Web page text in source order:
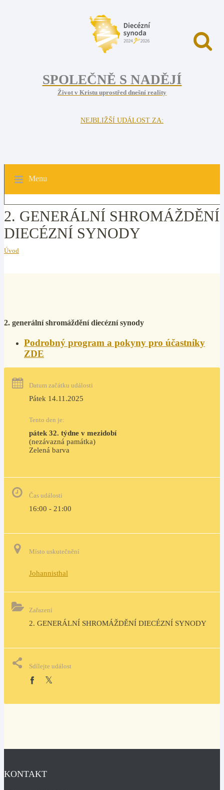
SPOLEČNĚ S NADĚJÍ
Život v Kristu uprostřed dnešní reality
NEJBLIŽŠÍ UDÁLOST ZA:
Menu
2. GENERÁLNÍ SHROMÁŽDĚNÍ
DIECÉZNÍ SYNODY
Úvod
2. generální shromáždění diecézní synody
Podrobný program a pokyny pro účastníky
ZDE
Datum začátku události
Pátek 14.11.2025
Tento den je:
pátek 32. týdne v mezidobí
(nezávazná památka)
Zelená barva
Čas události
16:00 - 21:00
Místo uskutečnění
Johannisthal
Zařazení
2. GENERÁLNÍ SHROMÁŽDĚNÍ DIECÉZNÍ SYNODY
Sdílejte událost
KONTAKT